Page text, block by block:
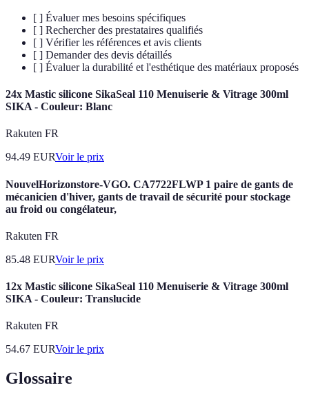
[ ] Évaluer mes besoins spécifiques
[ ] Rechercher des prestataires qualifiés
[ ] Vérifier les références et avis clients
[ ] Demander des devis détaillés
[ ] Évaluer la durabilité et l'esthétique des matériaux proposés
24x Mastic silicone SikaSeal 110 Menuiserie & Vitrage 300ml
SIKA - Couleur: Blanc
Rakuten FR
94.49 EURVoir le prix
NouvelHorizonstore-VGO. CA7722FLWP 1 paire de gants de
mécanicien d'hiver, gants de travail de sécurité pour stockage
au froid ou congélateur,
Rakuten FR
85.48 EURVoir le prix
12x Mastic silicone SikaSeal 110 Menuiserie & Vitrage 300ml
SIKA - Couleur: Translucide
Rakuten FR
54.67 EURVoir le prix
Glossaire